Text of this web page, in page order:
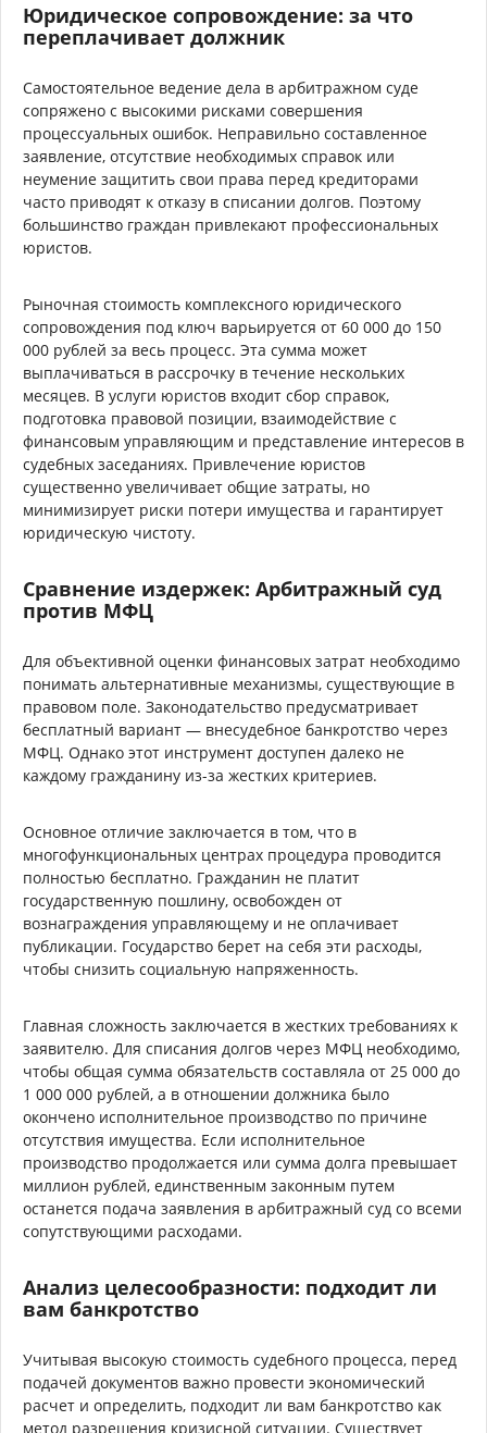
Юридическое сопровождение: за что
переплачивает должник
Самостоятельное ведение дела в арбитражном суде
сопряжено с высокими рисками совершения
процессуальных ошибок. Неправильно составленное
заявление, отсутствие необходимых справок или
неумение защитить свои права перед кредиторами
часто приводят к отказу в списании долгов. Поэтому
большинство граждан привлекают профессиональных
юристов.
Рыночная стоимость комплексного юридического
сопровождения под ключ варьируется от 60 000 до 150
000 рублей за весь процесс. Эта сумма может
выплачиваться в рассрочку в течение нескольких
месяцев. В услуги юристов входит сбор справок,
подготовка правовой позиции, взаимодействие с
финансовым управляющим и представление интересов в
судебных заседаниях. Привлечение юристов
существенно увеличивает общие затраты, но
минимизирует риски потери имущества и гарантирует
юридическую чистоту.
Сравнение издержек: Арбитражный суд
против МФЦ
Для объективной оценки финансовых затрат необходимо
понимать альтернативные механизмы, существующие в
правовом поле. Законодательство предусматривает
бесплатный вариант — внесудебное банкротство через
МФЦ. Однако этот инструмент доступен далеко не
каждому гражданину из-за жестких критериев.
Основное отличие заключается в том, что в
многофункциональных центрах процедура проводится
полностью бесплатно. Гражданин не платит
государственную пошлину, освобожден от
вознаграждения управляющему и не оплачивает
публикации. Государство берет на себя эти расходы,
чтобы снизить социальную напряженность.
Главная сложность заключается в жестких требованиях к
заявителю. Для списания долгов через МФЦ необходимо,
чтобы общая сумма обязательств составляла от 25 000 до
1 000 000 рублей, а в отношении должника было
окончено исполнительное производство по причине
отсутствия имущества. Если исполнительное
производство продолжается или сумма долга превышает
миллион рублей, единственным законным путем
останется подача заявления в арбитражный суд со всеми
сопутствующими расходами.
Анализ целесообразности: подходит ли
вам банкротство
Учитывая высокую стоимость судебного процесса, перед
подачей документов важно провести экономический
расчет и определить, подходит ли вам банкротство как
метод разрешения кризисной ситуации. Существует